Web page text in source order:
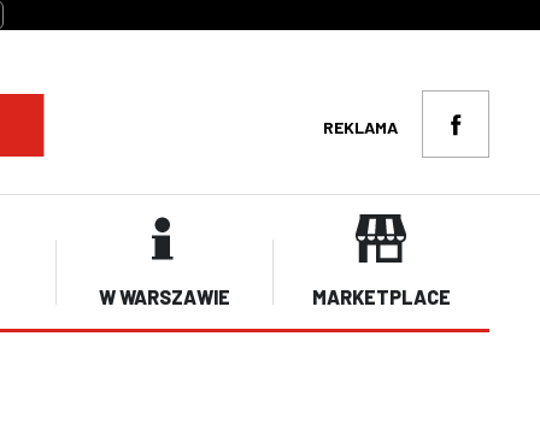
REKLAMA
W WARSZAWIE MARKETPLACE